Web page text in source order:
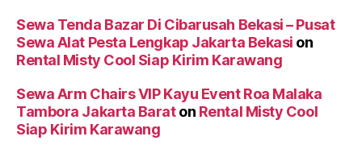
Sewa Tenda Bazar Di Cibarusah Bekasi – Pusat
Sewa Alat Pesta Lengkap Jakarta Bekasi on
Rental Misty Cool Siap Kirim Karawang
Sewa Arm Chairs VIP Kayu Event Roa Malaka
Tambora Jakarta Baraton Rental Misty Cool
Siap Kirim Karawang